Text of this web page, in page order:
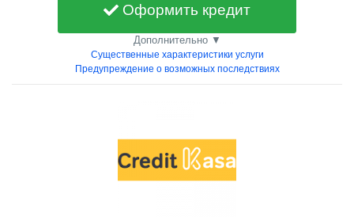
Оформить кредит
Дополнительно ▼
Существенные характеристики услуги
Предупреждение о возможных последствиях